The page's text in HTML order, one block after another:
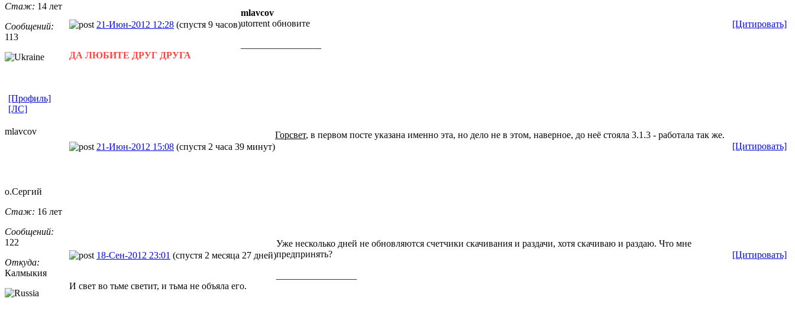
Стаж: 14 лет
Сообщений:
113
21-Июн-2012 12:28 (спустя 9 часов) [Цитировать]
mlavcov
utorrent обновите
ДА ЛЮБИТЕ ДРУГ ДРУГА
[Профиль]
[ЛС]
mlavcov
21-Июн-2012 15:08 (спустя 2 часа 39 минут) [Цитировать]
Горсвет, в первом посте указана именно эта, но дело не в этом, наверное, до неё стояла 3.1.3 - работала так же.
о.Сергий
Стаж: 16 лет
Сообщений:
122
Откуда:
Калмыкия
18-Сен-2012 23:01 (спустя 2 месяца 27 дней) [Цитировать]
Уже несколько дней не обновляются счетчики скачивания и раздачи, хотя скачиваю и раздаю. Что мне
предпринять?
И свет во тьме светит, и тьма не объяла его.